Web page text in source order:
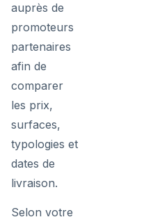
auprès de
promoteurs
partenaires
afin de
comparer
les prix,
surfaces,
typologies et
dates de
livraison.
Selon votre